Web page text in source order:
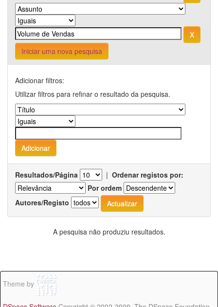
Iniciar uma nova pesquisa
Adicionar filtros:
Utilizar filtros para refinar o resultado da pesquisa.
Resultados/Página | Ordenar registos por:
Por ordem
Autores/Registo
A pesquisa não produziu resultados.
Theme by